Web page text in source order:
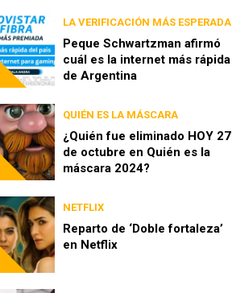
LA VERIFICACIÓN MÁS ESPERADA
Peque Schwartzman afirmó
cuál es la internet más rápida
de Argentina
QUIÉN ES LA MÁSCARA
¿Quién fue eliminado HOY 27
de octubre en Quién es la
máscara 2024?
NETFLIX
Reparto de ‘Doble fortaleza’
en Netflix